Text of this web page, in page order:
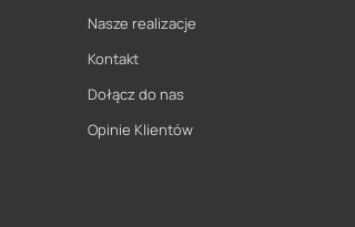
Nasze realizacje
Kontakt
Dołącz do nas
Opinie Klientów